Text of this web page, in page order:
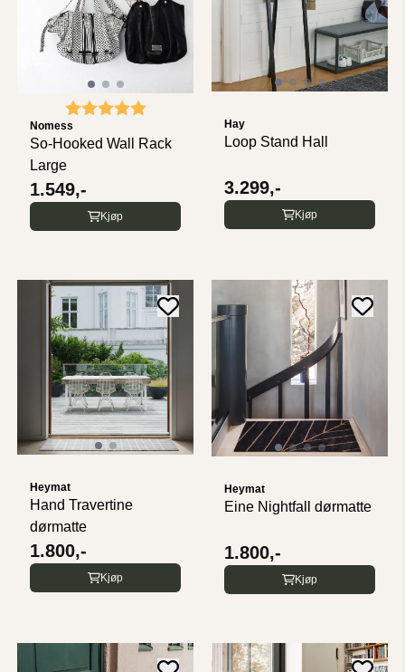
Karakter: 5.0 av 5 mulige
Nomess
So-Hooked Wall Rack
Large
1.549,-
Kjøp
Hay
Loop Stand Hall
3.299,-
Kjøp
Heymat
Hand Travertine
dørmatte
1.800,-
Kjøp
Heymat
Eine Nightfall dørmatte
1.800,-
Kjøp